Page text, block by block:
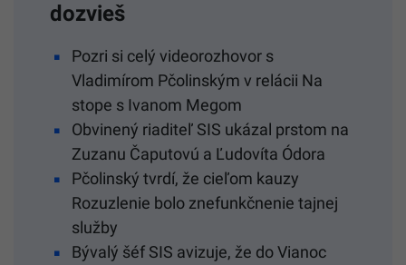
dozvieš
Pozri si celý videorozhovor s
Vladimírom Pčolinským v relácii Na
stope s Ivanom Megom
Obvinený riaditeľ SIS ukázal prstom na
Zuzanu Čaputovú a Ľudovíta Ódora
Pčolinský tvrdí, že cieľom kauzy
Rozuzlenie bolo znefunkčnenie tajnej
služby
Bývalý šéf SIS avizuje, že do Vianoc